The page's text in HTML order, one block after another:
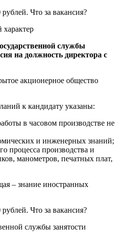
службы
на должность директора с
акционерное общество
к кандидату указаны:
в часовом производстве не
и инженерных знаний;
процесса производства и
манометров, печатных плат,
– знание иностранных
службы занятости